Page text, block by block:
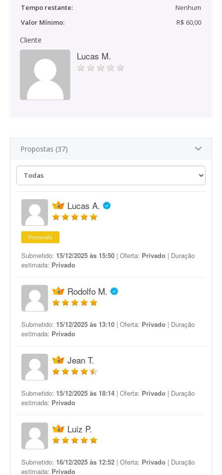
Tempo restante:
Nenhum
Valor Mínimo:
R$ 60,00
Cliente
Lucas M.
Propostas (37)
Lucas A.
Promovida
Submetido: 15/12/2025 às 15:50 | Oferta: Privado | Duração
estimada: Privado
Rodolfo M.
Submetido: 15/12/2025 às 13:10 | Oferta: Privado | Duração
estimada: Privado
Jean T.
Submetido: 15/12/2025 às 18:14 | Oferta: Privado | Duração
estimada: Privado
Luiz P.
Submetido: 16/12/2025 às 12:52 | Oferta: Privado | Duração
estimada: Privado